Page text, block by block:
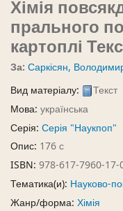
Хімія
прального
картоплі
За: Саркісян,
Вид матеріалу:
Текст
Мова: українська
Серія: Серія "Наукпоп"
Опис: 176 с
ISBN: 978-617-7960-17-
Тематика(и): Науково-
Жанр/форма: Хімія